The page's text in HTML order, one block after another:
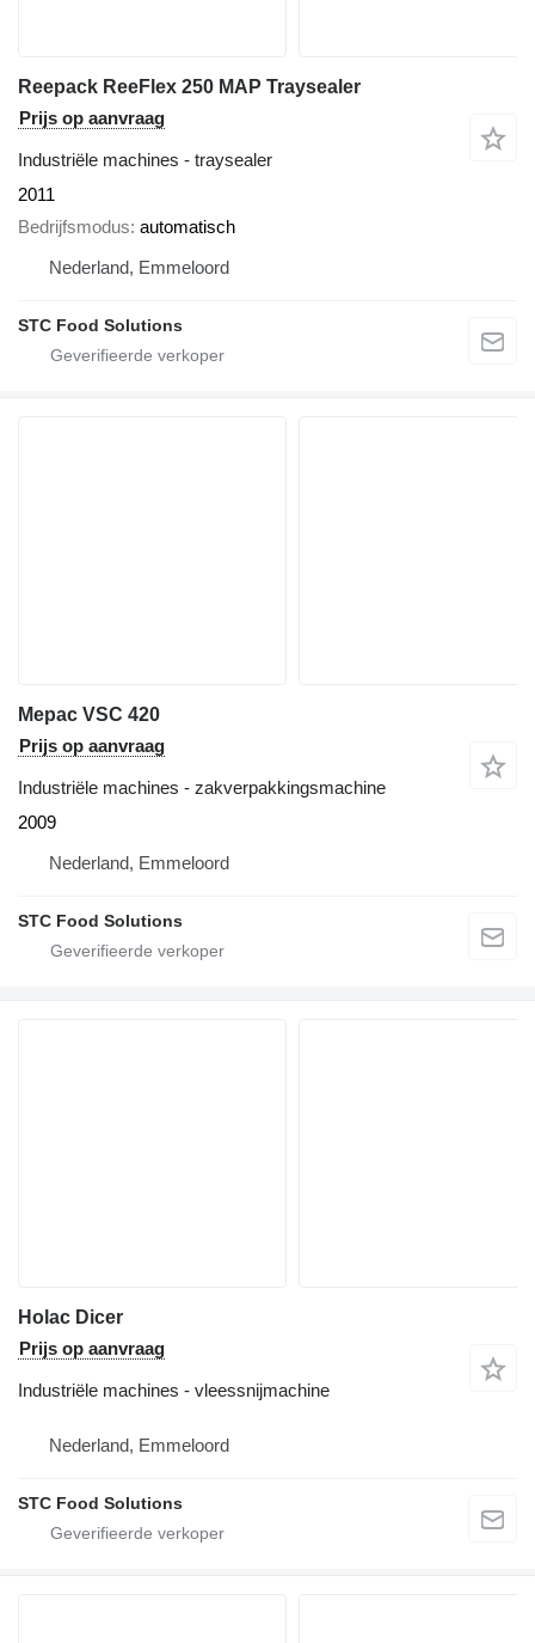
Reepack ReeFlex 250 MAP Traysealer
Prijs op aanvraag
Industriële machines - traysealer
2011
Bedrijfsmodus automatisch
Nederland, Emmeloord
STC Food Solutions
Mepac VSC 420
Prijs op aanvraag
Industriële machines - zakverpakkingsmachine
2009
Nederland, Emmeloord
STC Food Solutions
Holac Dicer
Prijs op aanvraag
Industriële machines - vleessnijmachine
Nederland, Emmeloord
STC Food Solutions